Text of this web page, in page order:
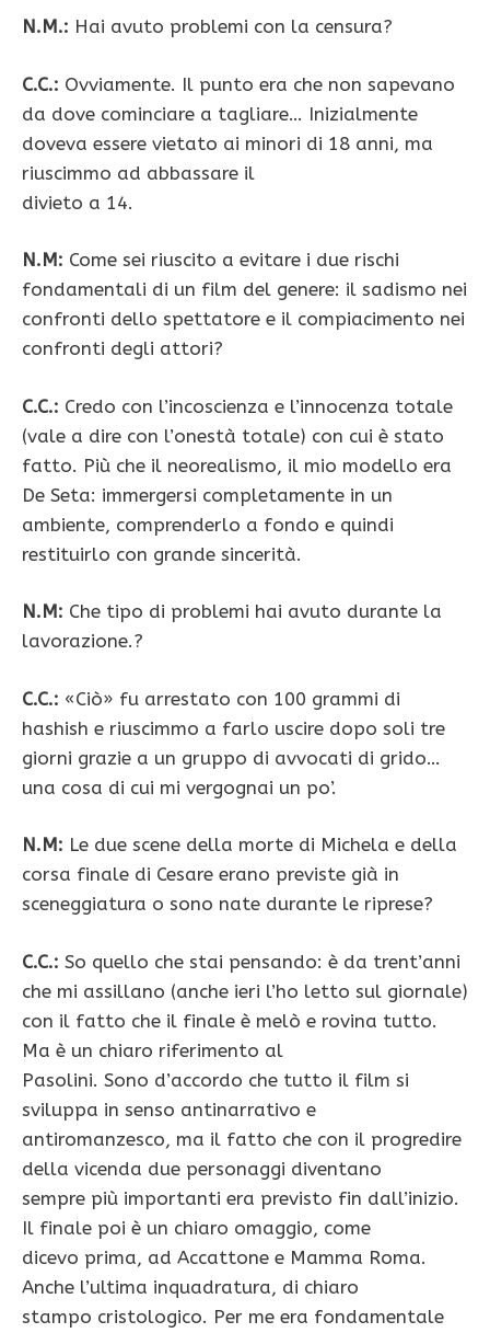
N.M.: Hai avuto problemi con la censura?
C.C.: Ovviamente. Il punto era che non sapevano
da dove cominciare a tagliare… Inizialmente
doveva essere vietato ai minori di 18 anni, ma
riuscimmo ad abbassare il
divieto a 14.
N.M: Come sei riuscito a evitare i due rischi
fondamentali di un film del genere: il sadismo nei
confronti dello spettatore e il compiacimento nei
confronti degli attori?
C.C.: Credo con l’incoscienza e l’innocenza totale
(vale a dire con l’onestà totale) con cui è stato
fatto. Più che il neorealismo, il mio modello era
De Seta: immergersi completamente in un
ambiente, comprenderlo a fondo e quindi
restituirlo con grande sincerità.
N.M: Che tipo di problemi hai avuto durante la
lavorazione.?
C.C.: «Ciò» fu arrestato con 100 grammi di
hashish e riuscimmo a farlo uscire dopo soli tre
giorni grazie a un gruppo di avvocati di grido…
una cosa di cui mi vergognai un po’.
N.M: Le due scene della morte di Michela e della
corsa finale di Cesare erano previste già in
sceneggiatura o sono nate durante le riprese?
C.C.: So quello che stai pensando: è da trent’anni
che mi assillano (anche ieri l’ho letto sul giornale)
con il fatto che il finale è melò e rovina tutto.
Ma è un chiaro riferimento al
Pasolini. Sono d’accordo che tutto il film si
sviluppa in senso antinarrativo e
antiromanzesco, ma il fatto che con il progredire
della vicenda due personaggi diventano
sempre più importanti era previsto fin dall’inizio.
Il finale poi è un chiaro omaggio, come
dicevo prima, ad Accattone e Mamma Roma.
Anche l’ultima inquadratura, di chiaro
stampo cristologico. Per me era fondamentale